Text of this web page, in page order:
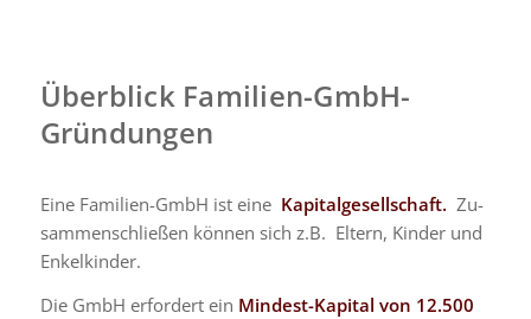
Überblick Familien-GmbH-
Gründungen
Eine Familien-GmbH ist eine Kapitalgesellschaft. Zu­
sammenschließen können sich z.B. Eltern, Kinder und
Enkelkinder.
Die GmbH erfordert ein Mindest-Kapital von 12.500